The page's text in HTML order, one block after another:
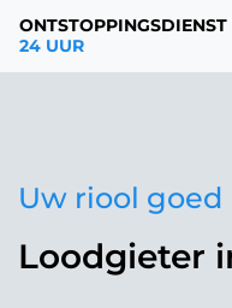
ONTSTOPPINGSDIENST
24 UUR
Uw riool
Loodgieter